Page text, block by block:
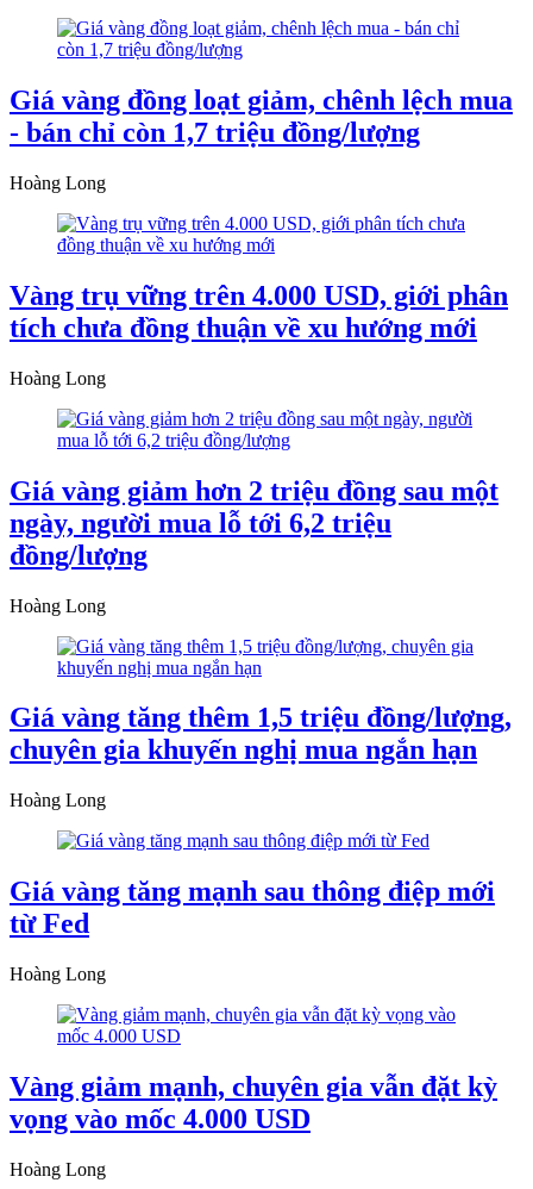
Giá vàng đồng loạt giảm, chênh lệch mua
- bán chỉ còn 1,7 triệu đồng/lượng
Hoàng Long
Vàng trụ vững trên 4.000 USD, giới phân
tích chưa đồng thuận về xu hướng mới
Hoàng Long
Giá vàng giảm hơn 2 triệu đồng sau một
ngày, người mua lỗ tới 6,2 triệu
đồng/lượng
Hoàng Long
Giá vàng tăng thêm 1,5 triệu đồng/lượng,
chuyên gia khuyến nghị mua ngắn hạn
Hoàng Long
Giá vàng tăng mạnh sau thông điệp mới
từ Fed
Hoàng Long
Vàng giảm mạnh, chuyên gia vẫn đặt kỳ
vọng vào mốc 4.000 USD
Hoàng Long